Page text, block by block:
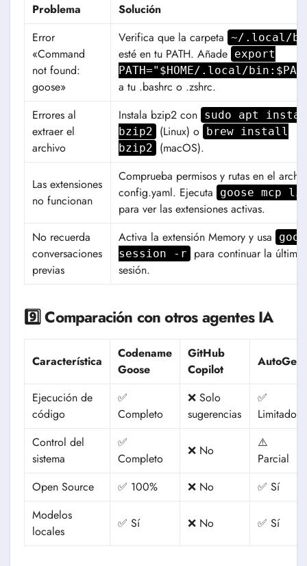
Problema
Solución
Error
«Command
not found:
goose»
Verifica que la carpeta ~/.local/
esté en tu PATH. Añade export
PATH="$HOME/.local/
a tu .bashrc o .zshrc.
Errores al
extraer el
archivo
Instala bzip2 con sudo apt
bzip2
(Linux) o brew install
bzip2
(macOS).
Las extensiones
no funcionan
Comprueba permisos y rutas en el
config.yaml. Ejecuta
goose mcp
para ver las extensiones activas.
No recuerda
conversaciones
previas
Activa la extensión Memory y usa
session -r
para continuar la última
sesión.
9️⃣ Comparación con otros agentes IA
Característica
Codename
Goose
GitHub
Copilot
AutoGen
Ejecución de
código
✅
Completo
❌ Solo
sugerencias
✅
Limitado
Control del
sistema
✅
Completo
❌ No
⚠️
Parcial
Open Source
✅ 100% ❌ No
✅ Sí
Modelos
locales
✅ Sí ❌ No ✅ Sí